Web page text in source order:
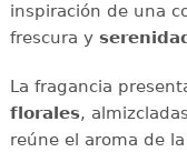
inspiración de una
frescura y
La fragancia
florales,
reúne el aroma de la